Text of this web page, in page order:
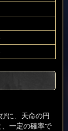
に、天命の円
一定の確率で